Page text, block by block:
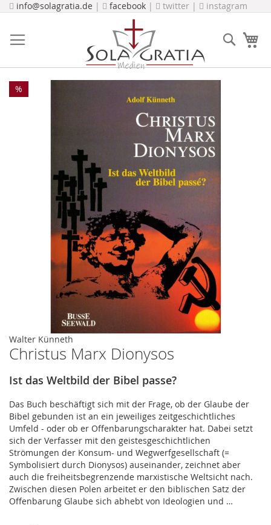
Direkt
info@solagratia.de | facebook | twitter | instagram
Suche
Walter Künneth
Christus Marx Dionysos
Ist das Weltbild der Bibel passe?
Das Buch beschäftigt sich mit der Frage, ob der Glaube der
Bibel gebunden ist an ein jeweiliges zeitgeschichtliches
Umfeld - oder ob er Offenbarungscharakter hat. Dabei setzt
sich der Verfasser mit den geistesgeschichtlichen
Strömungen der Konsum- und Wegwerfgesellschaft (=
Symbolisiert durch Dionysos) auseinander, zeichnet aber
auch die freiheitsbegrenzende marxistische Weltsicht nach.
Zwischen diesen Polen arbeitet er den biblischen Satz der
Offenbarung Glaube sich abhebt von Ideologien und …
%
Zum
Ende
Zum
Anfang
der
Bildergalerie
springen